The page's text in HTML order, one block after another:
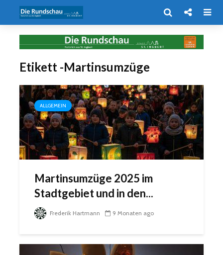
Etikett -Martinsumzüge
ALLGEMEIN
Martinsumzüge 2025 im
Stadtgebiet und in den...
Frederik Hartmann 9 Monaten ago